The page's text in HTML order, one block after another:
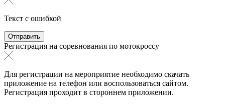
Текст с ошибкой
Регистрация на соревнования по мотокроссу
Для регистрации на мероприятие необходимо скачать
приложение на телефон или воспользоваться сайтом.
Регистрация проходит в стороннем приложении.